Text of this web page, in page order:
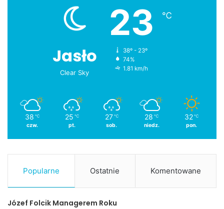
Jasło
Clear Sky
23 ℃
38º - 23º
74%
1.81 km/h
38 ℃
czw.
25 ℃
pt.
27 ℃
sob.
28 ℃
niedz.
32 ℃
pon.
Popularne Ostatnie Komentowane
Józef Folcik Managerem Roku